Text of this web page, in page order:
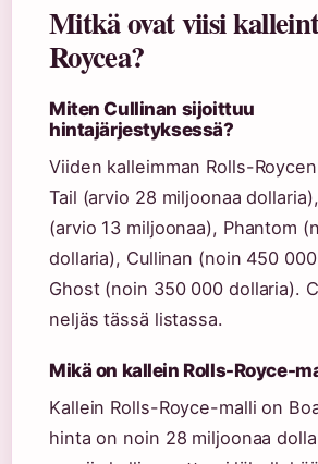
Mitkä ovat viisi
Roycea?
Miten Cullinan sijoittuu
hintajärjestyksessä?
Viiden kalleimman Rolls-
Tail (arvio 28 miljoonaa
(arvio 13 miljoonaa), Phantom
dollaria), Cullinan (noin 450
Ghost (noin 350 000 dollaria).
neljäs tässä listassa.
Mikä on kallein Rolls-Royce-
Kallein Rolls-Royce-malli on
hinta on noin 28 miljoonaa